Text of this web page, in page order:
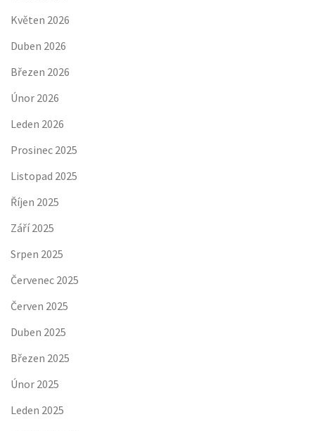
Květen 2026
Duben 2026
Březen 2026
Únor 2026
Leden 2026
Prosinec 2025
Listopad 2025
Říjen 2025
Září 2025
Srpen 2025
Červenec 2025
Červen 2025
Duben 2025
Březen 2025
Únor 2025
Leden 2025